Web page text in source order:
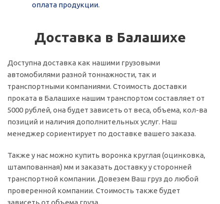
оплата продукции.
Доставка в Балашихе
Доступна доставка как нашими грузовыми
автомобилями разной тоннажности, так и
транспортными компаниями. Стоимость доставки
проката в Балашихе нашим транспортом составляет от
5000 рублей, она будет зависеть от веса, объема, кол-ва
позиций и наличия дополнительных услуг. Наш
менеджер сориентирует по доставке вашего заказа.
Также у нас можно купить воронка круглая (оцинковка,
штампованная) мм и заказать доставку у сторонней
транспортной компании. Довезем Ваш груз до любой
проверенной компании. Стоимость также будет
зависеть от объема груза.